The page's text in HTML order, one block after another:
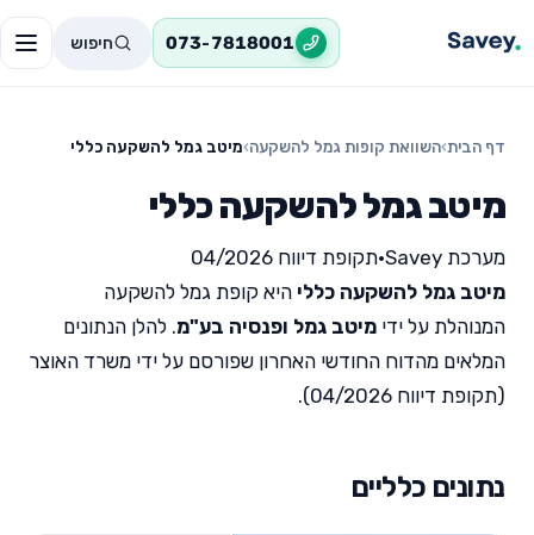
073-7818001 חיפוש
דף הבית›השוואת קופות גמל להשקעה›מיטב גמל להשקעה כללי
מיטב גמל להשקעה כללי
מערכת Savey •תקופת דיווח 04/2026
מיטב גמל להשקעה כללי היא קופת גמל להשקעה
המנוהלת על ידי מיטב גמל ופנסיה בע"מ. להלן הנתונים
המלאים מהדוח החודשי האחרון שפורסם על ידי משרד האוצר
(תקופת דיווח 04/2026).
נתונים כלליים